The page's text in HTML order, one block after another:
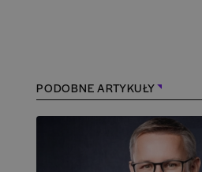
PODOBNE ARTYKUŁY